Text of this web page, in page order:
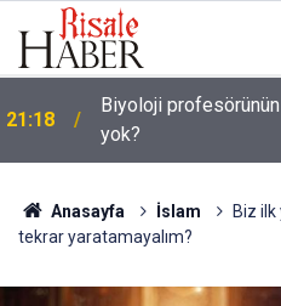
20:11
Türkiye, Suudi
Anlaşması imzaladı
Anasayfa İslam
Biz
tekrar yaratamayalım?